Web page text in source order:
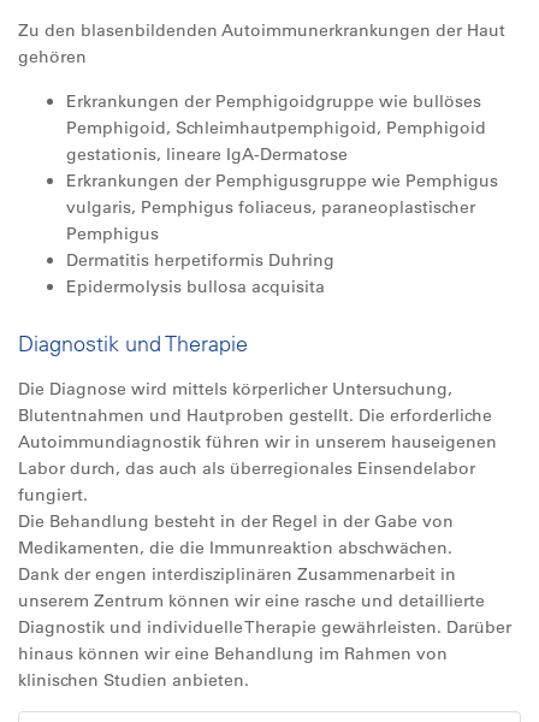
Zu den blasenbildenden Autoimmunerkrankungen der Haut
gehören
Erkrankungen der Pemphigoidgruppe wie bullöses
Pemphigoid, Schleimhautpemphigoid, Pemphigoid
gestationis, lineare IgA-Dermatose
Erkrankungen der Pemphigusgruppe wie Pemphigus
vulgaris, Pemphigus foliaceus, paraneoplastischer
Pemphigus
Dermatitis herpetiformis Duhring
Epidermolysis bullosa acquisita
Diagnostik und Therapie
Die Diagnose wird mittels körperlicher Untersuchung,
Blutentnahmen und Hautproben gestellt. Die erforderliche
Autoimmundiagnostik führen wir in unserem hauseigenen
Labor durch, das auch als überregionales Einsendelabor
fungiert.
Die Behandlung besteht in der Regel in der Gabe von
Medikamenten, die die Immunreaktion abschwächen.
Dank der engen interdisziplinären Zusammenarbeit in
unserem Zentrum können wir eine rasche und detaillierte
Diagnostik und individuelle Therapie gewährleisten. Darüber
hinaus können wir eine Behandlung im Rahmen von
klinischen Studien anbieten.